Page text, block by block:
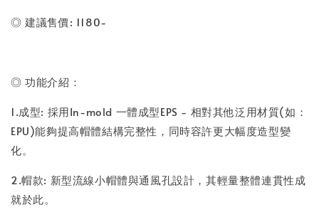
◎ 建議售價: 1180-
◎ 功能介紹：
1.成型: 採用In-mold 一體成型EPS - 相對其他泛用材質(如：
EPU)能夠提高帽體結構完整性，同時容許更大幅度造型變
化。
2.帽款: 新型流線小帽體與通風孔設計，其輕量整體連貫性成
就於此。